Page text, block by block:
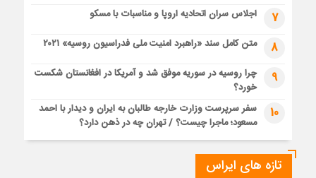
7 اجلاس سران اتحادیه اروپا و مناسبات با مسکو
8 متن کامل سند «راهبرد امنیت ملی فدراسیون روسیه» ۲۰۲۱
9
چرا روسیه در سوریه موفق شد و آمریکا در افغانستان شکست
خورد؟
10
سفر سرپرست وزارت خارجه طالبان به ایران و دیدار با احمد
مسعود؛ ماجرا چیست؟ / تهران چه در ذهن دارد؟
تازه های ایراس